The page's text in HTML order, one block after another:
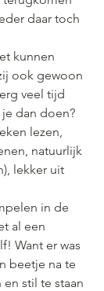
daar toch
kunnen
ook gewoon
veel tijd
dan doen?
lezen,
natuurlijk
lekker uit
in de
al een
Want er was
beetje na te
stil te staan